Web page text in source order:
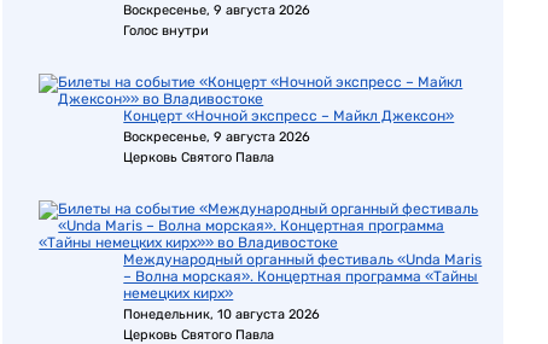
Воскресенье, 9 августа 2026
Голос внутри
Концерт «Ночной экспресс – Майкл Джексон»
Воскресенье, 9 августа 2026
Церковь Святого Павла
Международный органный фестиваль «Unda Maris
– Волна морская». Концертная программа «Тайны
немецких кирх»
Понедельник, 10 августа 2026
Церковь Святого Павла